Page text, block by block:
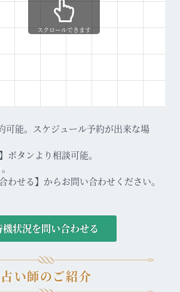
スクロールできます
可能。スケジュール予約が出来な場
ボタンより相談可能。
わせる】からお問い合わせください。
機状況を問い合わせる
占い師のご紹介